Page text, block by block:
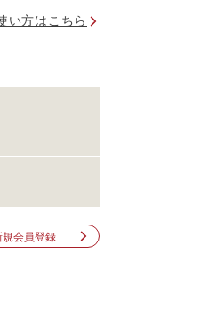
い方はこちら
規会員登録